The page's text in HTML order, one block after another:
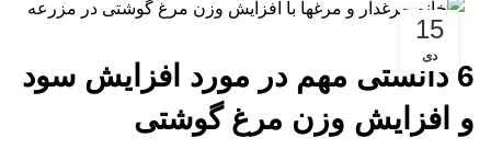
15
دی
6 دانستی مهم در مورد افزایش سود
و افزایش وزن مرغ گوشتی